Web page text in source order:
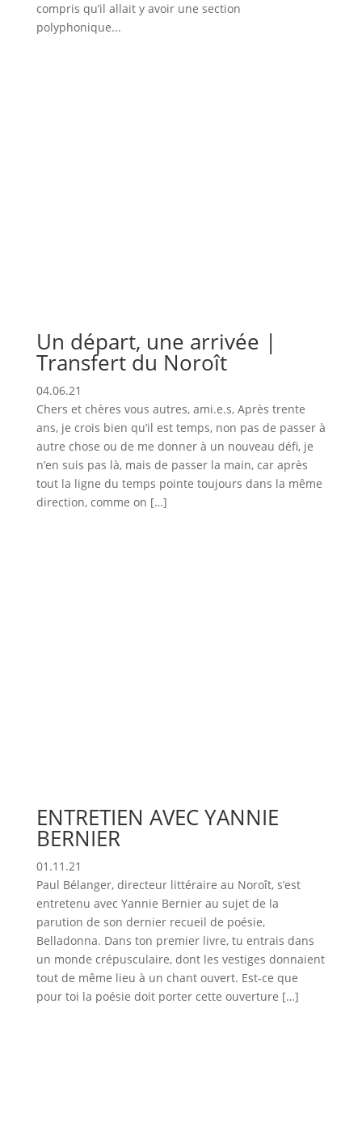
compris qu’il allait y avoir une section
polyphonique...
Un départ, une arrivée |
Transfert du Noroît
04.06.21
Chers et chères vous autres, ami.e.s, Après trente
ans, je crois bien qu’il est temps, non pas de passer à
autre chose ou de me donner à un nouveau défi, je
n’en suis pas là, mais de passer la main, car après
tout la ligne du temps pointe toujours dans la même
direction, comme on […]
ENTRETIEN AVEC YANNIE
BERNIER
01.11.21
Paul Bélanger, directeur littéraire au Noroît, s’est
entretenu avec Yannie Bernier au sujet de la
parution de son dernier recueil de poésie,
Belladonna. Dans ton premier livre, tu entrais dans
un monde crépusculaire, dont les vestiges donnaient
tout de même lieu à un chant ouvert. Est-ce que
pour toi la poésie doit porter cette ouverture […]